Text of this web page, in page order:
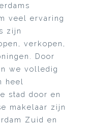
veel ervaring
zijn
verkopen,
Door
we volledig
heel
stad door en
makelaar zijn
Zuid en